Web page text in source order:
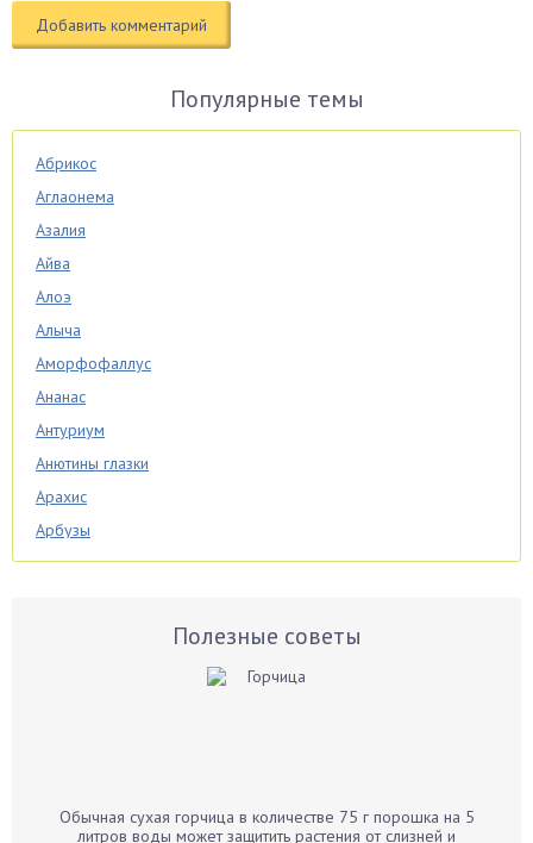
Популярные темы
Абрикос
Аглаонема
Азалия
Айва
Алоэ
Алыча
Аморфофаллус
Ананас
Антуриум
Анютины глазки
Арахис
Арбузы
Аспарагус
Бархатцы
Полезные советы
Обычная сухая горчица в количестве 75 г порошка на 5
литров воды может защитить растения от слизней и